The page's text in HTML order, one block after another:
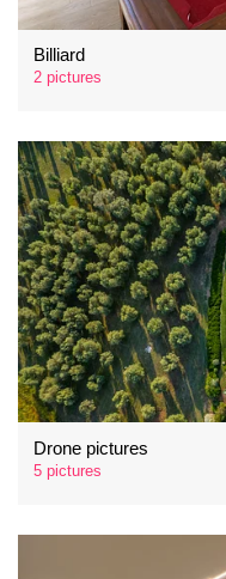
Billiard
2 pictures
Drone pictures
5 pictures